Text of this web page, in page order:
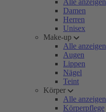
Alle anzeigen
Damen
Herren
Unisex
Make-up
Alle anzeigen
Augen
Lippen
Nägel
Teint
Körper
Alle anzeigen
Körperpflege